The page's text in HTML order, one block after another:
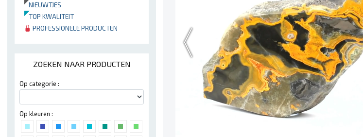
NIEUWTJES
TOP KWALITEIT
PROFESSIONELE PRODUCTEN
ZOEKEN NAAR PRODUCTEN
Op categorie :
Op kleuren :